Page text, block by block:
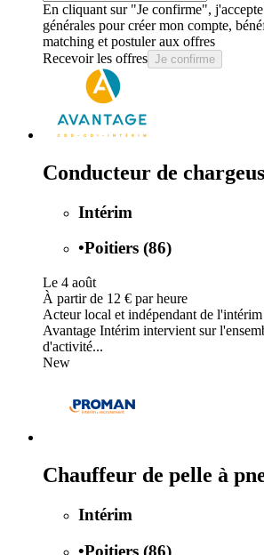
En cliquant sur "Je confirme",
générales pour créer mon compte,
matching et postuler aux offres
Recevoir les offres Je confirme
Conducteur de
Intérim
•Poitiers (86)
Le 4 août
À partir de 12 € par heure
Acteur local et indépendant de
Avantage Intérim intervient sur
d'activité...
New
Chauffeur de pelle à
Intérim
•Poitiers (86)